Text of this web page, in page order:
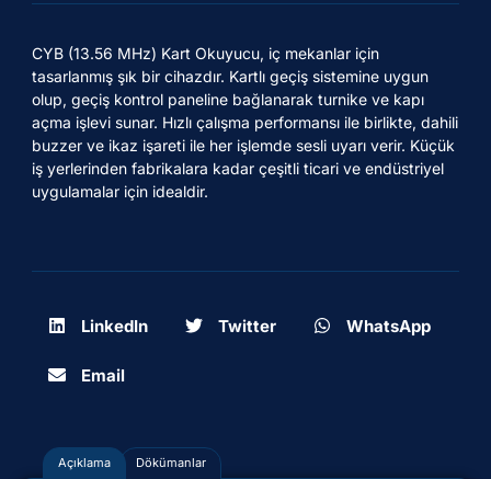
CYB (13.56 MHz) Kart Okuyucu, iç mekanlar için
tasarlanmış şık bir cihazdır. Kartlı geçiş sistemine uygun
olup, geçiş kontrol paneline bağlanarak turnike ve kapı
açma işlevi sunar. Hızlı çalışma performansı ile birlikte, dahili
buzzer ve ikaz işareti ile her işlemde sesli uyarı verir. Küçük
iş yerlerinden fabrikalara kadar çeşitli ticari ve endüstriyel
uygulamalar için idealdir.
LinkedIn Twitter WhatsApp
Email
Açıklama Dökümanlar